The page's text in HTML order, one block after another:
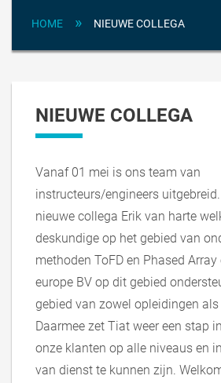
HOME » NIEUWE COLLEGA
NIEUWE COLLEGA
Vanaf 01 mei is ons team van
instructeurs/engineers
nieuwe collega Erik van harte
deskundige op het gebied van
methoden ToFD en Phased
europe BV op dit gebied
gebied van zowel opleidingen
Daarmee zet Tiat weer een stap
onze klanten op alle niveaus en
van dienst te kunnen zijn.